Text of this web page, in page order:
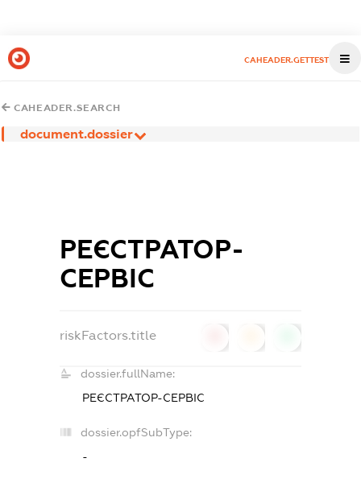
CAHEADER.GETTEST
CAHEADER.SEARCH
document.dossier
РЕЄСТРАТОР-
СЕРВІС
riskFactors.title
dossier.fullName:
РЕЄСТРАТОР-СЕРВІС
dossier.opfSubType:
-